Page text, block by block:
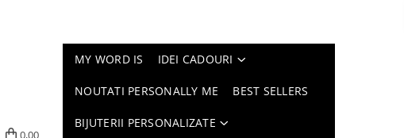
0,00
MY WORD IS IDEI CADOURI
NOUTATI PERSONALLY ME BEST SELLERS
BIJUTERII PERSONALIZATE